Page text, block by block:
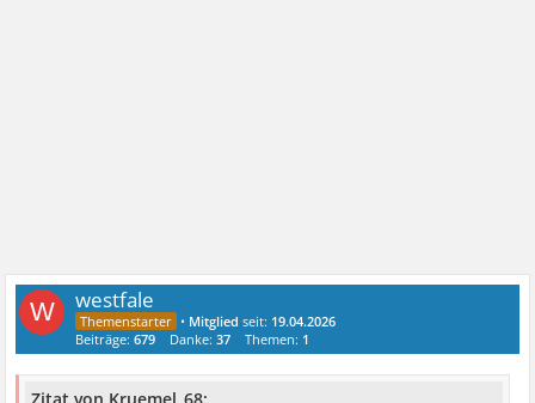
W westfale
• Mitglied seit: 19.04.2026
Beiträge:679 Danke:37 Themen: 1
Zitat von Kruemel_68: